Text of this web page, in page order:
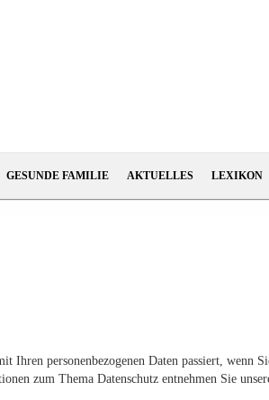
GESUNDE FAMILIE AKTUELLES LEXIKON
personenbezogenen Daten passiert, wenn
zum Thema Datenschutz entnehmen Sie